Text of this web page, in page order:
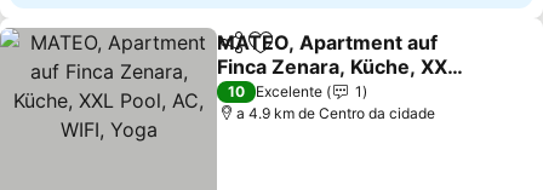
PartilharAdicionar aos favoritos
MATEO, Apartment auf
Finca Zenara, Küche, XXL
Pool, AC, WIFI, Yoga
Ver preços
10 Excelente
1
a 4.9 km de Centro da cidade